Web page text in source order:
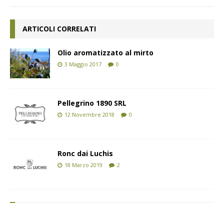
ARTICOLI CORRELATI
Olio aromatizzato al mirto
3 Maggio 2017 0
Pellegrino 1890 SRL
12 Novembre 2018 0
Ronc dai Luchis
18 Marzo 2019 2